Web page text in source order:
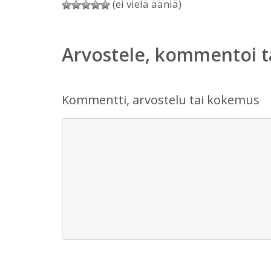
(ei vielä ääniä)
Arvostele, kommentoi
Kommentti, arvostelu tai kokemus